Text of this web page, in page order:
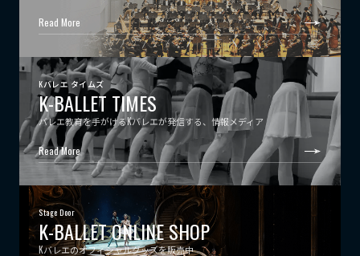
Read More
Kバレエ タイムズ
K-BALLET TIMES
バレエ教育を手がけるKバレエが発信する、情報メディア
Read More
Stage Door
K-BALLET ONLINE SHOP
Kバレエのオフィシャルグッズを販売中